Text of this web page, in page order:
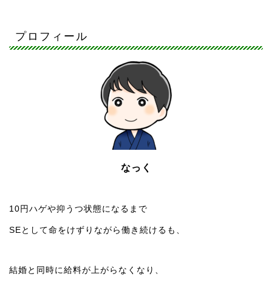
プロフィール
なっく
10円ハゲや抑うつ状態になるまで
SEとして命をけずりながら働き続けるも、
結婚と同時に給料が上がらなくなり、